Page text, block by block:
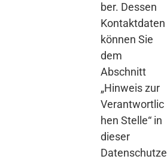
ber. Dessen
Kontaktdaten
können Sie
dem
Abschnitt
„Hinweis zur
Verantwortlic
hen Stelle“ in
dieser
Datenschutze